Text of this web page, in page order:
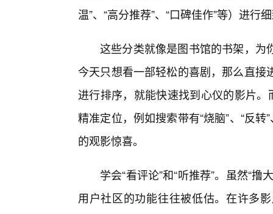
温”、“高分推荐”、“口碑佳作”等）进行
这些分类就像是图书馆的书架，为
今天只想看一部轻松的喜剧，那么直接
进行排序，就能快速找到心仪的影片
精准定位，例如搜索带有“烧脑”、“反
的观影惊喜。
学会“看评论”和“听推荐”。虽然“
用户社区的功能往往被低估。在许多